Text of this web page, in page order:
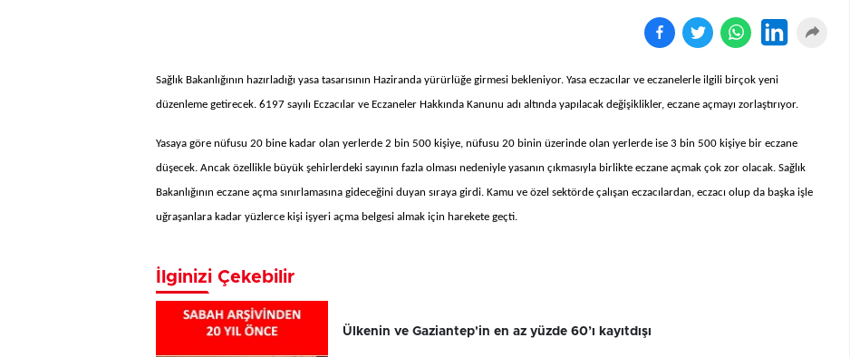
Sağlık Bakanlığının hazırladığı yasa tasarısının Haziranda yürürlüğe girmesi bekleniyor. Yasa eczacılar ve eczanelerle ilgili birçok yeni
düzenleme getirecek. 6197 sayılı Eczacılar ve Eczaneler Hakkında Kanunu adı altında yapılacak değişiklikler, eczane açmayı zorlaştırıyor.
Yasaya göre nüfusu 20 bine kadar olan yerlerde 2 bin 500 kişiye, nüfusu 20 binin üzerinde olan yerlerde ise 3 bin 500 kişiye bir eczane
düşecek. Ancak özellikle büyük şehirlerdeki sayının fazla olması nedeniyle yasanın çıkmasıyla birlikte eczane açmak çok zor olacak. Sağlık
Bakanlığının eczane açma sınırlamasına gideceğini duyan sıraya girdi. Kamu ve özel sektörde çalışan eczacılardan, eczacı olup da başka işle
uğraşanlara kadar yüzlerce kişi işyeri açma belgesi almak için harekete geçti.
İlginizi Çekebilir
Ülkenin ve Gaziantep'in en az yüzde 60’ı kayıtdışı